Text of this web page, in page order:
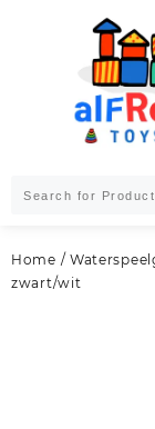
Home /
zwart/wit